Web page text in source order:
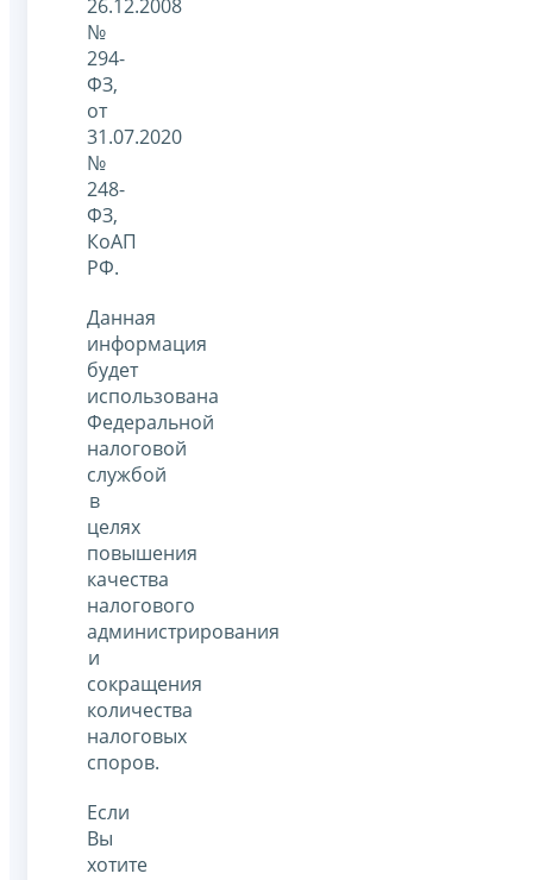
26.12.2008
№
294-
ФЗ,
от
31.07.2020
№
248-
ФЗ,
КоАП
РФ.
Данная
информация
будет
использована
Федеральной
налоговой
службой
в
целях
повышения
качества
налогового
администрирования
и
сокращения
количества
налоговых
споров.
Если
Вы
хотите